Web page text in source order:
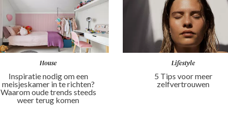
House
Inspiratie nodig om een
meisjeskamer in te richten?
Waarom oude trends steeds
weer terug komen
Lifestyle
5 Tips voor meer
zelfvertrouwen